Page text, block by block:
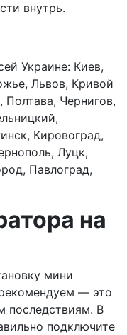
внутрь.
Украине: Киев,
Львов, Кривой
Полтава, Чернигов,
Кировоград,
Луцк,
Павлоград,
на
мини
— это
последствиям. В
подключите